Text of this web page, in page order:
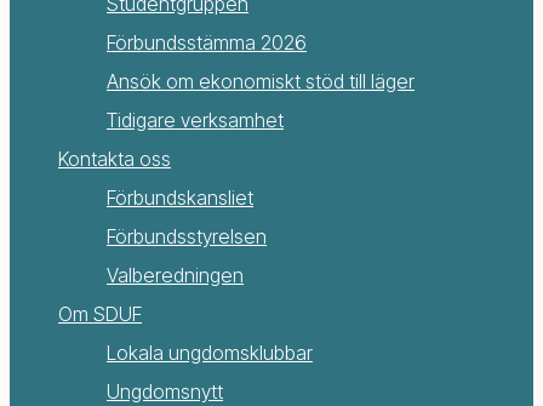
Förbundsstämma 2026
Ansök om ekonomiskt stöd till läger
Tidigare verksamhet
Kontakta oss
Förbundskansliet
Förbundsstyrelsen
Valberedningen
Om SDUF
Lokala ungdomsklubbar
Ungdomsnytt